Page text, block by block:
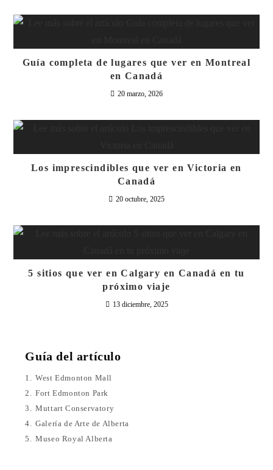
Guía completa de lugares que ver en Montreal
en Canadá
20 marzo, 2026
Los imprescindibles que ver en Victoria en
Canadá
20 octubre, 2025
5 sitios que ver en Calgary en Canadá en tu
próximo viaje
13 diciembre, 2025
Guía del artículo
1. West Edmonton Mall
2. Fort Edmonton Park
3. Muttart Conservatory
4. Galería de Arte de Alberta
5. Museo Royal Alberta